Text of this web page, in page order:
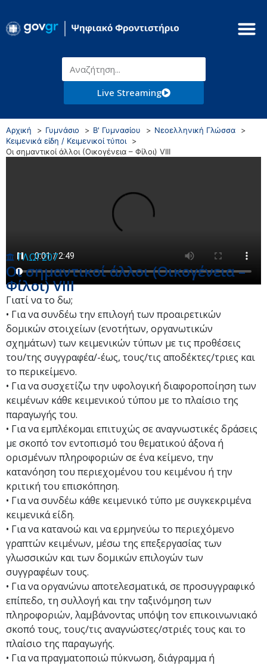
Live Streaming
Αρχική Γυμνάσιο Β' Γυμνασίου
Νεοελληνική Γλώσσα
Κειμενικά είδη / Κειμενικοί τύποι
Οι σημαντικοί άλλοι (Οικογένεια – Φίλοι) VIII
ΓΛΩΓ207
Οι σημαντικοί άλλοι (Οικογένεια –
Φίλοι) VIII
Γιατί να το δω;
• Για να συνδέω την επιλογή των προαιρετικών
δομικών στοιχείων (ενοτήτων, οργανωτικών
σχημάτων) των κειμενικών τύπων με τις προθέσεις
του/της συγγραφέα/-έως, τους/τις αποδέκτες/τριες και
το περικείμενο.
• Για να συσχετίζω την υφολογική διαφοροποίηση των
κειμένων κάθε κειμενικού τύπου με το πλαίσιο της
παραγωγής του.
• Για να εμπλέκομαι επιτυχώς σε αναγνωστικές δράσεις
με σκοπό τον εντοπισμό του θεματικού άξονα ή
ορισμένων πληροφοριών σε ένα κείμενο, την
κατανόηση του περιεχομένου του κειμένου ή την
κριτική του επισκόπηση.
• Για να συνδέω κάθε κειμενικό τύπο με συγκεκριμένα
κειμενικά είδη.
• Για να κατανοώ και να ερμηνεύω το περιεχόμενο
γραπτών κειμένων, μέσω της επεξεργασίας των
γλωσσικών και των δομικών επιλογών των
συγγραφέων τους.
• Για να οργανώνω αποτελεσματικά, σε προσυγγραφικό
επίπεδο, τη συλλογή και την ταξινόμηση των
πληροφοριών, λαμβάνοντας υπόψη τον επικοινωνιακό
σκοπό τους, τους/τις αναγνώστες/στριές τους και το
πλαίσιο της παραγωγής.
• Για να πραγματοποιώ πύκνωση, διάγραμμα ή